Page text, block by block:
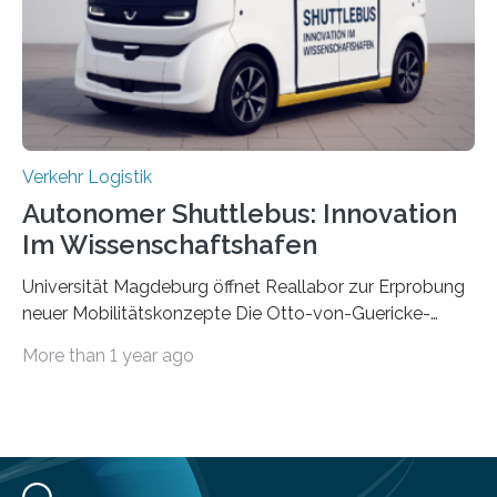
das IPH noch Unternehmen, die Interesse daran haben,
am realen Beispiel ihrer Fabrik…
Verkehr Logistik
Autonomer Shuttlebus: Innovation
Im Wissenschaftshafen
Universität Magdeburg öffnet Reallabor zur Erprobung
neuer Mobilitätskonzepte Die Otto-von-Guericke-
Erforschung neuer Mobilitätskonzepte für Sachsen-
Magdeburger Wissenschaftshafen der Einsatz
More than 1 year ago